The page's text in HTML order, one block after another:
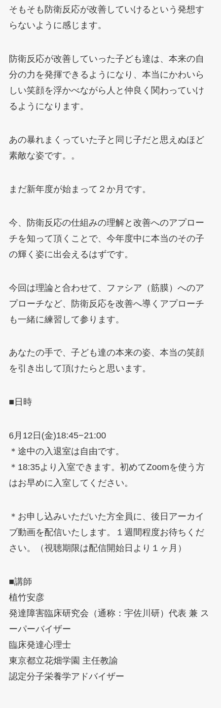
そもそも防衛反応が改善していけるという発想す
らないように感じます。
防衛反応が改善していった子ども達は、本来の自
分の力を発揮できるようになり、本当にかわいら
しい笑顔を浮かべながら人と仲良く関わっていけ
るようになります。
あの暴れまくっていた子と同じ子だと思えぬほど
素敵な姿です。。
まだ新年度が始まって２か月です。
今、防衛反応の仕組みの理解と改善へのアプロー
チを知って頂くことで、今年度中に本当のその子
の輝く姿に出会えるはずです。
今回は理論と合わせて、ファシア（筋膜）へのア
プローチなど、防衛反応を改善へ導くアプローチ
も一緒に練習して参ります。
あなたの手で、子ども達の本来の姿、本当の笑顔
を引き出して頂けたらと思います。
■日時
6月12日(金)18:45−21:00
＊途中の入退室は自由です。
＊18:35より入室できます。初めてZoomを使う方
はお早めに入室してください。
＊お申し込みいただいた方全員に、後日アーカイ
ブ動画を配信いたします。１週間程度お待ちくだ
さい。（視聴期限は配信開始日より１ヶ月）
■講師
植竹安彦
発達障害臨床研究会（通称：宇佐川研）代表 兼 ス
ーパーバイザー
臨床発達心理士
東京都立花畑学園 主任教諭
認定分子栄養学アドバイザー